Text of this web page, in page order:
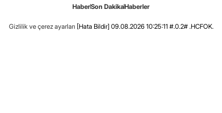
HaberSon DakikaHaberler
Gizlilik ve çerez ayarları [Hata Bildir] 09.08.2026 10:25:11 #.0.2# .HCFOK.